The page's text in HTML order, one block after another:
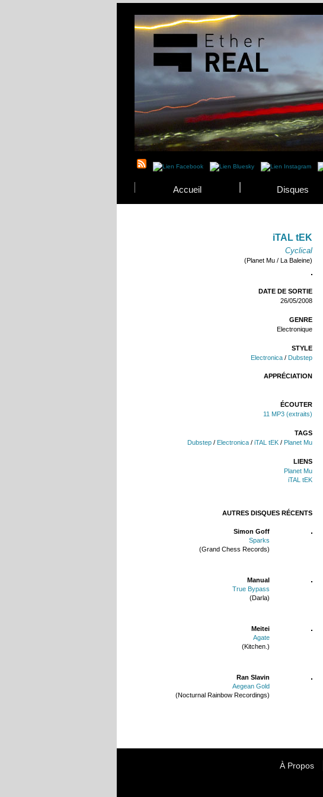
Accueil Disques
iTAL tEK
Cyclical
(Planet Mu / La Baleine)
DATE DE SORTIE
26/05/2008
GENRE
Electronique
STYLE
Electronica / Dubstep
APPRÉCIATION
ÉCOUTER
11 MP3 (extraits)
TAGS
Dubstep / Electronica / iTAL tEK / Planet Mu
LIENS
Planet Mu
iTAL tEK
AUTRES DISQUES RÉCENTS
Simon Goff
Sparks
(Grand Chess Records)
Manual
True Bypass
(Darla)
Meitei
Agate
(Kitchen.)
Ran Slavin
Aegean Gold
(Nocturnal Rainbow Recordings)
À Propos